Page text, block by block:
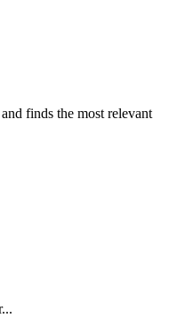
finds the most relevant